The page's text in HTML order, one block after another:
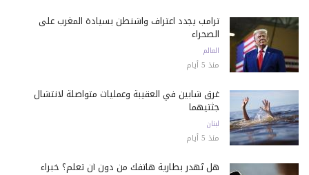
ترامب يجدد اعتراف واشنطن بسيادة المغرب على
الصحراء
العالم
منذ 5 أيام
غرق شابين في العقيبة وعمليات متواصلة لانتشال
جثتيهما
لبنان
منذ 5 أيام
هل تُهدر بطارية هاتفك من دون أن تعلم؟ خبراء